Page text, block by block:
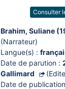
Consulter
Brahim, Suliane
(Narrateur)
Langue(s) :
Date de parution :
Gallimard
Date de